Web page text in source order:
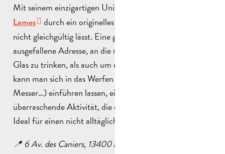
Mit seinem einzigartigen Universum hebt sich
Lames
durch ein originelles Ambiente ab, das einen
nicht gleichgültig lässt. Eine gemütliche und
ausgefallene Adresse, an die man sowohl kommt, um ein
Glas zu trinken, als auch um etwas zu erleben. Vor Ort
kann man sich in das Werfen von Klingen (Äxte,
Messer…) einführen lassen, eine spielerische und
überraschende Aktivität, die den Unterschied ausmacht.
Ideal für einen nicht alltäglichen Ausflug mit Freunden.
📍 6 Av. des Caniers, 13400 Aubagne